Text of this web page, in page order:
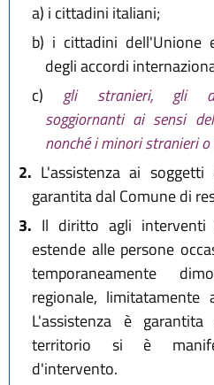
a) i cittadini italiani;
b) i cittadini dell'Unione
degli accordi
c)
gli stranieri, gli
soggiornanti ai sensi
nonché i minori stranieri
2. L'assistenza ai
garantita dal Comune di
3. Il diritto agli interventi
estende alle persone
temporaneamente
regionale,
L'assistenza è
territorio si è
d'intervento.